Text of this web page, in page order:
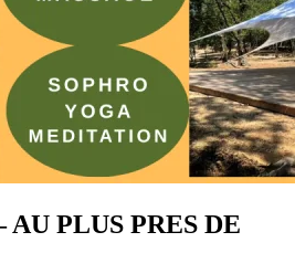
PLUS PRES DE